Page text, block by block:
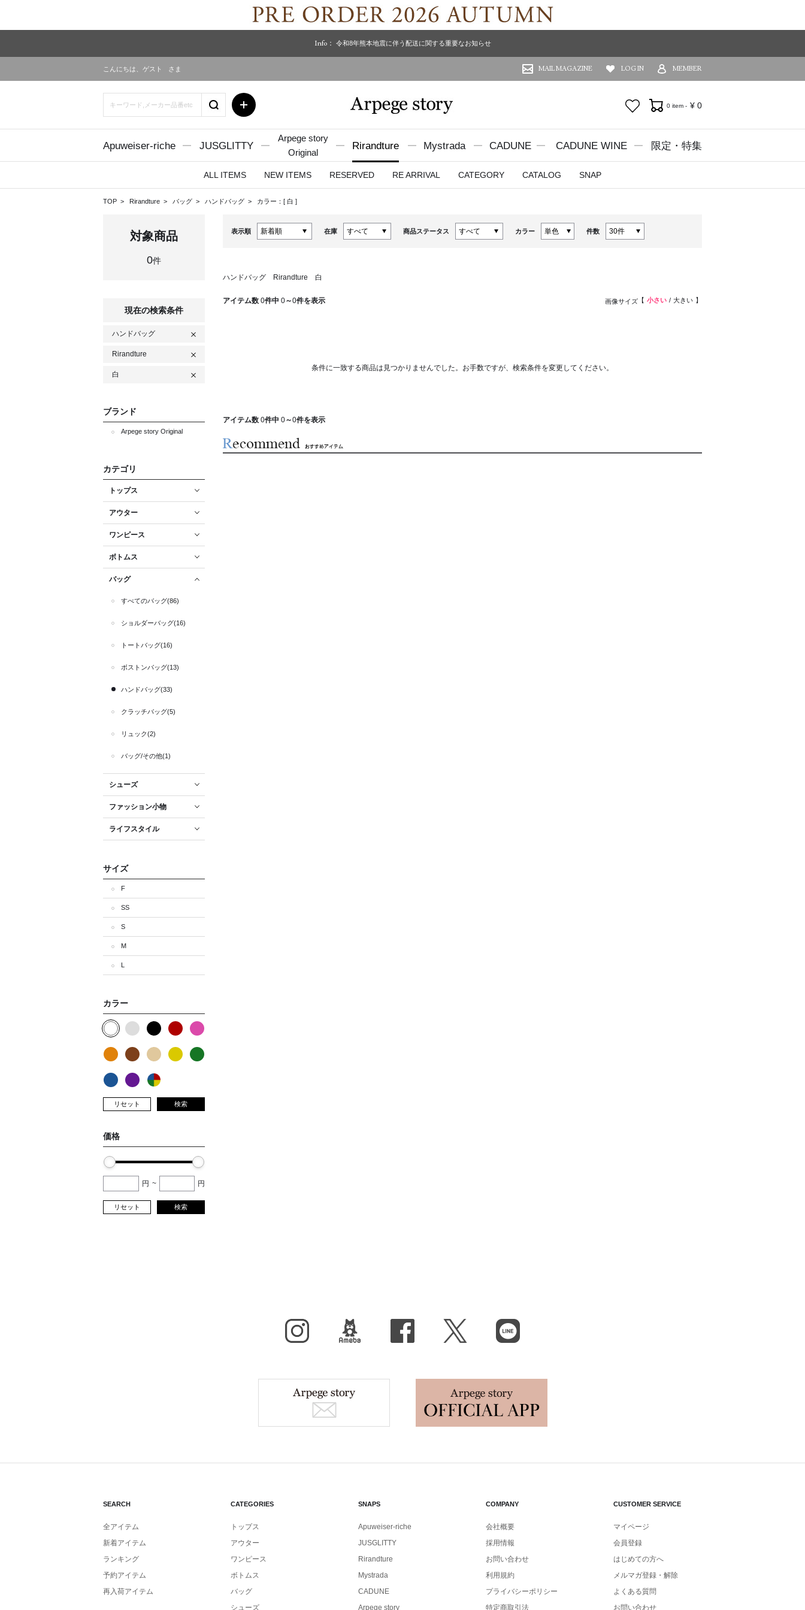
Info： 令和8年熊本地震に伴う配送に関する重要なお知らせ
こんにちは、 ゲスト さま MAIL MAGAZINE LOG IN MEMBER
お気に入り0 item - ¥ 0
Apuweiser-riche JUSGLITTY
Arpege story
Original
Rirandture Mystrada CADUNE CADUNE WINE 限定・特集
ALL ITEMS NEW ITEMS RESERVED RE ARRIVAL CATEGORY CATALOG SNAP
TOP Rirandture バッグ ハンドバッグ カラー：[ 白 ]
対象商品
0件
現在の検索条件
ハンドバッグ
Rirandture
白
ブランド
Arpege story Original
カテゴリ
トップス
アウター
ワンピース
ボトムス
バッグ
すべてのバッグ(86)
ショルダーバッグ(16)
トートバッグ(16)
ボストンバッグ(13)
ハンドバッグ(33)
クラッチバッグ(5)
リュック(2)
バッグ/その他(1)
シューズ
ファッション小物
ライフスタイル
サイズ
F
SS
S
M
L
カラー
リセット 検索
価格
円 ~ 円
リセット 検索
表示順 在庫 商品ステータス カラー 件数
ハンドバッグ Rirandture 白
アイテム数 0件中 0～0件を表示 画像サイズ 小さい 大きい
条件に一致する商品は見つかりませんでした。お手数ですが、検索条件を変更してください。
アイテム数 0件中 0～0件を表示
X（旧Twitter）
SEARCH
全アイテム
新着アイテム
ランキング
予約アイテム
再入荷アイテム
CATEGORIES
トップス
アウター
ワンピース
ボトムス
バッグ
シューズ
SNAPS
Apuweiser-riche
JUSGLITTY
Rirandture
Mystrada
CADUNE
Arpege story
COMPANY
会社概要
採用情報
お問い合わせ
利用規約
プライバシーポリシー
特定商取引法
CUSTOMER SERVICE
マイページ
会員登録
はじめての方へ
メルマガ登録・解除
よくある質問
お問い合わせ